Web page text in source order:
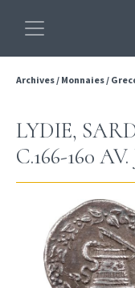
Archives/ Monnaies/
LYDIE,
C.166-160 AV.